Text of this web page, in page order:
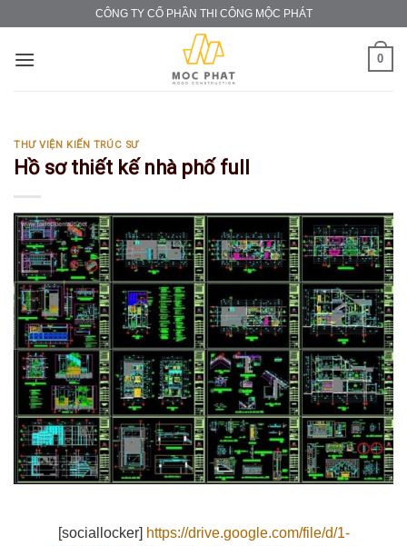
content
CÔNG TY CỔ PHẦN THI CÔNG MỘC PHÁT
0
THƯ VIỆN KIẾN TRÚC SƯ
Hồ sơ thiết kế nhà phố full
[sociallocker] https://drive.google.com/file/d/1-